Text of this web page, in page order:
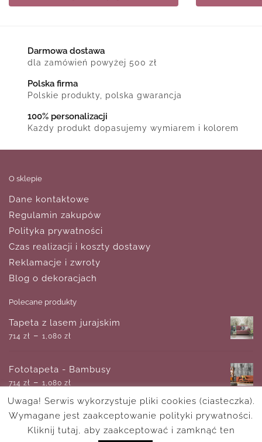
Darmowa dostawa
dla zamówień powyżej 500 zł
Polska firma
Polskie produkty, polska gwarancja
100% personalizacji
Każdy produkt dopasujemy wymiarem i kolorem
O sklepie
Dane kontaktowe
Regulamin zakupów
Polityka prywatności
Czas realizacji i koszty dostawy
Reklamacje i zwroty
Blog o dekoracjach
Polecane produkty
Tapeta z lasem jurajskim
714 zł – 1,080 zł
Fototapeta - Bambusy
714 zł – 1,080 zł
Plakat z motywem zachodzącego słońca
– 170 zł
Uwaga! Serwis wykorzystuje pliki cookies (ciasteczka).
Wymagane jest zaakceptowanie polityki prywatności.
Kliknij tutaj, aby zaakceptować i zamknąć ten